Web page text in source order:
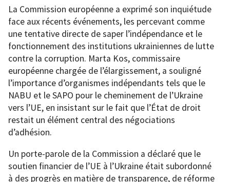
La Commission européenne a exprimé son inquiétude
face aux récents événements, les percevant comme
une tentative directe de saper l’indépendance et le
fonctionnement des institutions ukrainiennes de lutte
contre la corruption. Marta Kos, commissaire
européenne chargée de l’élargissement, a souligné
l’importance d’organismes indépendants tels que le
NABU et le SAPO pour le cheminement de l’Ukraine
vers l’UE, en insistant sur le fait que l’État de droit
restait un élément central des négociations
d’adhésion.
Un porte-parole de la Commission a déclaré que le
soutien financier de l’UE à l’Ukraine était subordonné
à des progrès en matière de transparence, de réforme